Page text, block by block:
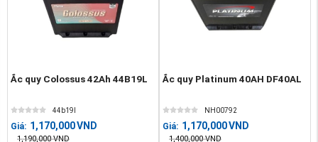
Ắc quy Colossus 42Ah 44B19L
44b19l
Giá: 1,170,000VND
1,190,000 VND
Ắc quy Platinum 40AH DF40AL
NH00792
Giá: 1,170,000VND
1,400,000 VND